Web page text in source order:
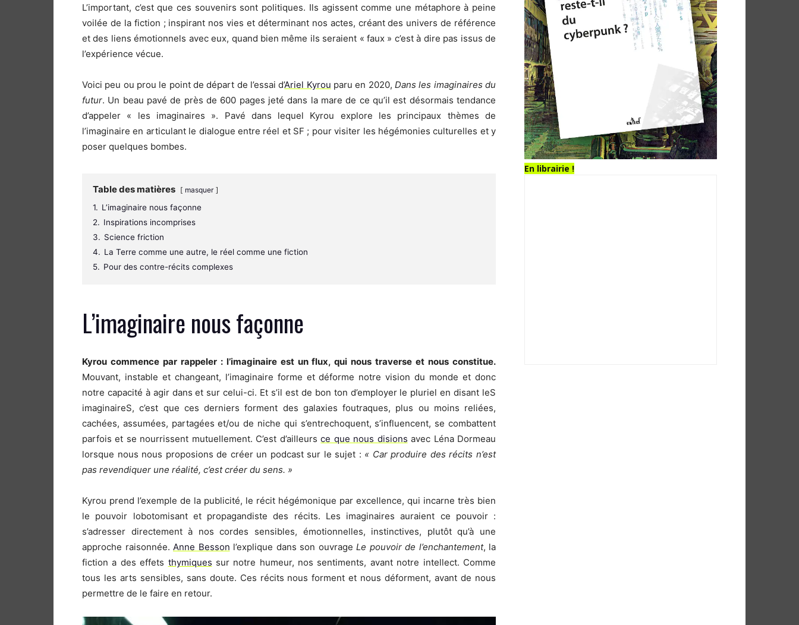
L’important, c’est que ces souvenirs sont politiques. Ils agissent comme une métaphore à peine
voilée de la fiction ; inspirant nos vies et déterminant nos actes, créant des univers de référence
et des liens émotionnels avec eux, quand bien même ils seraient « faux » c’est à dire pas issus de
l’expérience vécue.
Voici peu ou prou le point de départ de l’essai d’Ariel Kyrou paru en 2020,Dans les imaginaires du
futur. Un beau pavé de près de 600 pages jeté dans la mare de ce qu’il est désormais tendance
d’appeler « les imaginaires ». Pavé dans lequel Kyrou explore les principaux thèmes de
l’imaginaire en articulant le dialogue entre réel et SF ; pour visiter les hégémonies culturelles et y
poser quelques bombes.
Table des matières masquer
1. L’imaginaire nous façonne
2. Inspirations incomprises
3. Science friction
4. La Terre comme une autre, le réel comme une fiction
5. Pour des contre-récits complexes
L’imaginaire nous façonne
Kyrou commence par rappeler : l’imaginaire est un flux, qui nous traverse et nous constitue.
Mouvant, instable et changeant, l’imaginaire forme et déforme notre vision du monde et donc
notre capacité à agir dans et sur celui-ci. Et s’il est de bon ton d’employer le pluriel en disant leS
imaginaireS, c’est que ces derniers forment des galaxies foutraques, plus ou moins reliées,
cachées, assumées, partagées et/ou de niche qui s’entrechoquent, s’influencent, se combattent
parfois et se nourrissent mutuellement. C’est d’ailleursce que nous disions avec Léna Dormeau
lorsque nous nous proposions de créer un podcast sur le sujet : « Car produire des récits n’est
pas revendiquer une réalité, c’est créer du sens. »
Kyrou prend l’exemple de la publicité, le récit hégémonique par excellence, qui incarne très bien
le pouvoir lobotomisant et propagandiste des récits. Les imaginaires auraient ce pouvoir :
s’adresser directement à nos cordes sensibles, émotionnelles, instinctives, plutôt qu’à une
approche raisonnée. Anne Besson l’explique dans son ouvrage Le pouvoir de l’enchantement, la
fiction a des effets thymiques sur notre humeur, nos sentiments, avant notre intellect. Comme
tous les arts sensibles, sans doute. Ces récits nous forment et nous déforment, avant de nous
permettre de le faire en retour.
En librairie !